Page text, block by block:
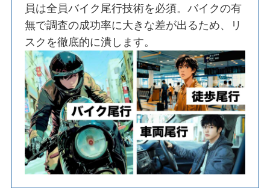
員は全員バイク尾行技術を必須。バイクの有
無で調査の成功率に大きな差が出るため、リ
スクを徹底的に潰します。